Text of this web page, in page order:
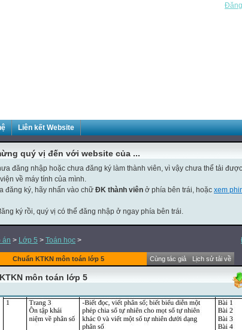
Liên kết Website
quý vị đến với website của ...
đăng nhập hoặc chưa đăng ký làm thành viên, vì vậy chưa thể tải
về máy tính của mình.
đăng ký, hãy nhấn vào chữ ĐK thành viên ở phía bên trái, hoặc xem
ký rồi, quý vị có thể đăng nhập ở ngay phía bên trái.
án > Lớp 5 > Toán học >
Chuẩn KTKN môn toán lớp 5 Cùng tác giả Lịch sử tải về
môn toán lớp 5